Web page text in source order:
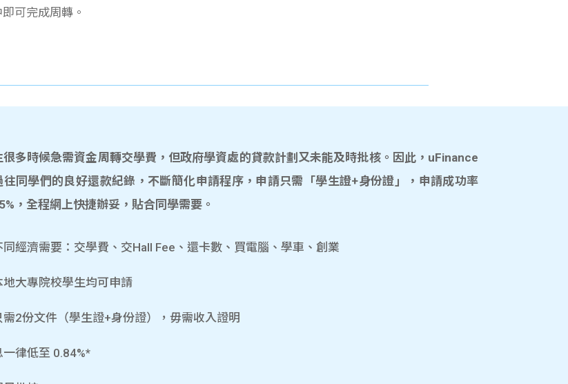
可完成周轉。
很多時候急需資金周轉交學費，但政府學資處的貸款計劃又未能及時批核。因此，uFinance
往同學們的良好還款紀錄，不斷簡化申請程序，申請只需「學生證+身份證」，申請成功率
，全程網上快捷辦妥，貼合同學需要。
同經濟需要：交學費、交Hall Fee、還卡數、買電腦、學車、創業
地大專院校學生均可申請
需2份文件（學生證+身份證），毋需收入證明
一律低至 0.84%*